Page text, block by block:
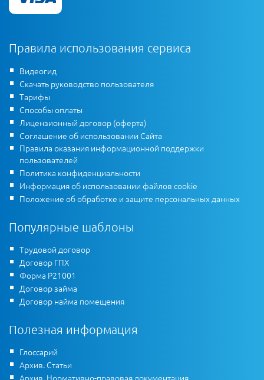
Правила использования сервиса
Видеогид
Скачать руководство пользователя
Тарифы
Способы оплаты
Лицензионный договор (оферта)
Соглашение об использовании Сайта
Правила оказания информационной поддержки
пользователей
Политика конфиденциальности
Информация об использовании файлов cookie
Положение об обработке и защите персональных данных
Популярные шаблоны
Трудовой договор
Договор ГПХ
Форма Р21001
Договор займа
Договор найма помещения
Полезная информация
Глоссарий
Архив. Статьи
Архив. Нормативно-правовая документация